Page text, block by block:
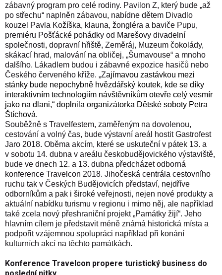
zábavný program pro celé rodiny. Pavilon Z, který bude „až
po střechu“ naplněn zábavou, nabídne dětem Divadlo
kouzel Pavla Kožíška, klauna, žongléra a baviče Pupu,
premiéru Pošťácké pohádky od Marešovy divadelní
společnosti, dopravní hřiště, Zeměráj, Muzeum čokolády,
skákací hrad, malování na obličej, „Šumavouse“ a mnoho
dalšího. Lákadlem budou i zábavné expozice hasičů nebo
Českého červeného kříže. „Zajímavou zastávkou mezi
stánky bude nepochybně hvězdářský koutek, kde se díky
interaktivním technologiím návštěvníkům otevře celý vesmír
jako na dlani,“ doplnila organizátorka Dětské soboty Petra
Štíchová.
Souběžně s Travelfestem, zaměřeným na dovolenou,
cestování a volný čas, bude výstavní areál hostit Gastrofest
Jaro 2018. Oběma akcím, které se uskuteční v pátek 13. a
v sobotu 14. dubna v areálu českobudějovického výstaviště,
bude ve dnech 12. a 13. dubna předcházet odborná
konference Travelcon 2018. Jihočeská centrála cestovního
ruchu tak v Českých Budějovicích představí, nejdříve
odborníkům a pak i široké veřejnosti, nejen nové produkty a
aktuální nabídku turismu v regionu i mimo něj, ale například
také zcela nový přeshraniční projekt „Památky žijí“. Jeho
hlavním cílem je představit méně známá historická místa a
podpořit vzájemnou spolupráci například při konání
kulturních akcí na těchto památkách.
Konference Travelcon propere turistický business do